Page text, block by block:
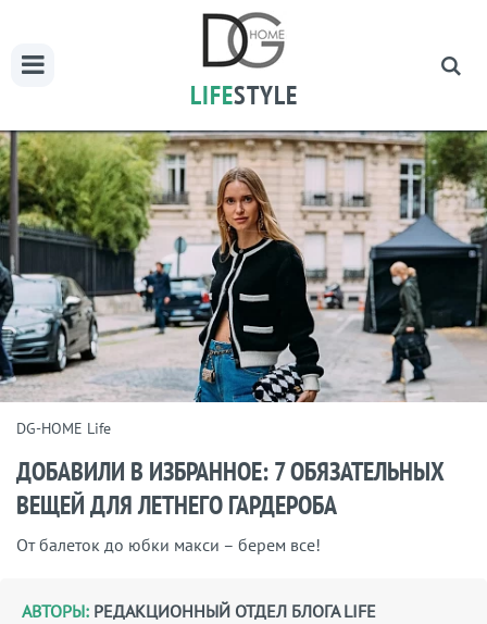
LIFESTYLE
DG-HOME Life
ДОБАВИЛИ В ИЗБРАННОЕ: 7 ОБЯЗАТЕЛЬНЫХ
ВЕЩЕЙ ДЛЯ ЛЕТНЕГО ГАРДЕРОБА
От балеток до юбки макси – берем все!
АВТОРЫ: РЕДАКЦИОННЫЙ ОТДЕЛ БЛОГА LIFE